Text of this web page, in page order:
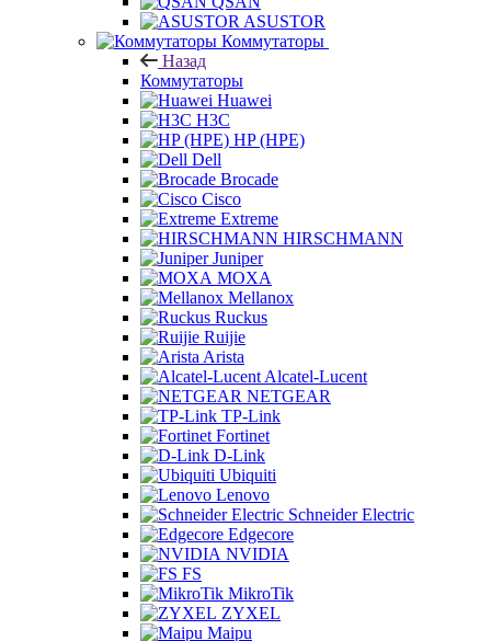
ASUSTOR
Коммутаторы
Назад
Коммутаторы
Huawei
H3C
HP (HPE)
Dell
Brocade
Cisco
Extreme
HIRSCHMANN
Juniper
MOXA
Mellanox
Ruckus
Ruijie
Arista
Alcatel-Lucent
NETGEAR
TP-Link
Fortinet
D-Link
Ubiquiti
Lenovo
Schneider Electric
Edgecore
NVIDIA
FS
MikroTik
ZYXEL
Maipu